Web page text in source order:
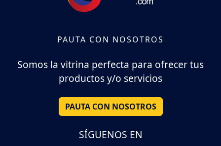
PAUTA CON NOSOTROS
Somos la vitrina perfecta para ofrecer tus
productos y/o servicios
PAUTA CON NOSOTROS
SÍGUENOS EN